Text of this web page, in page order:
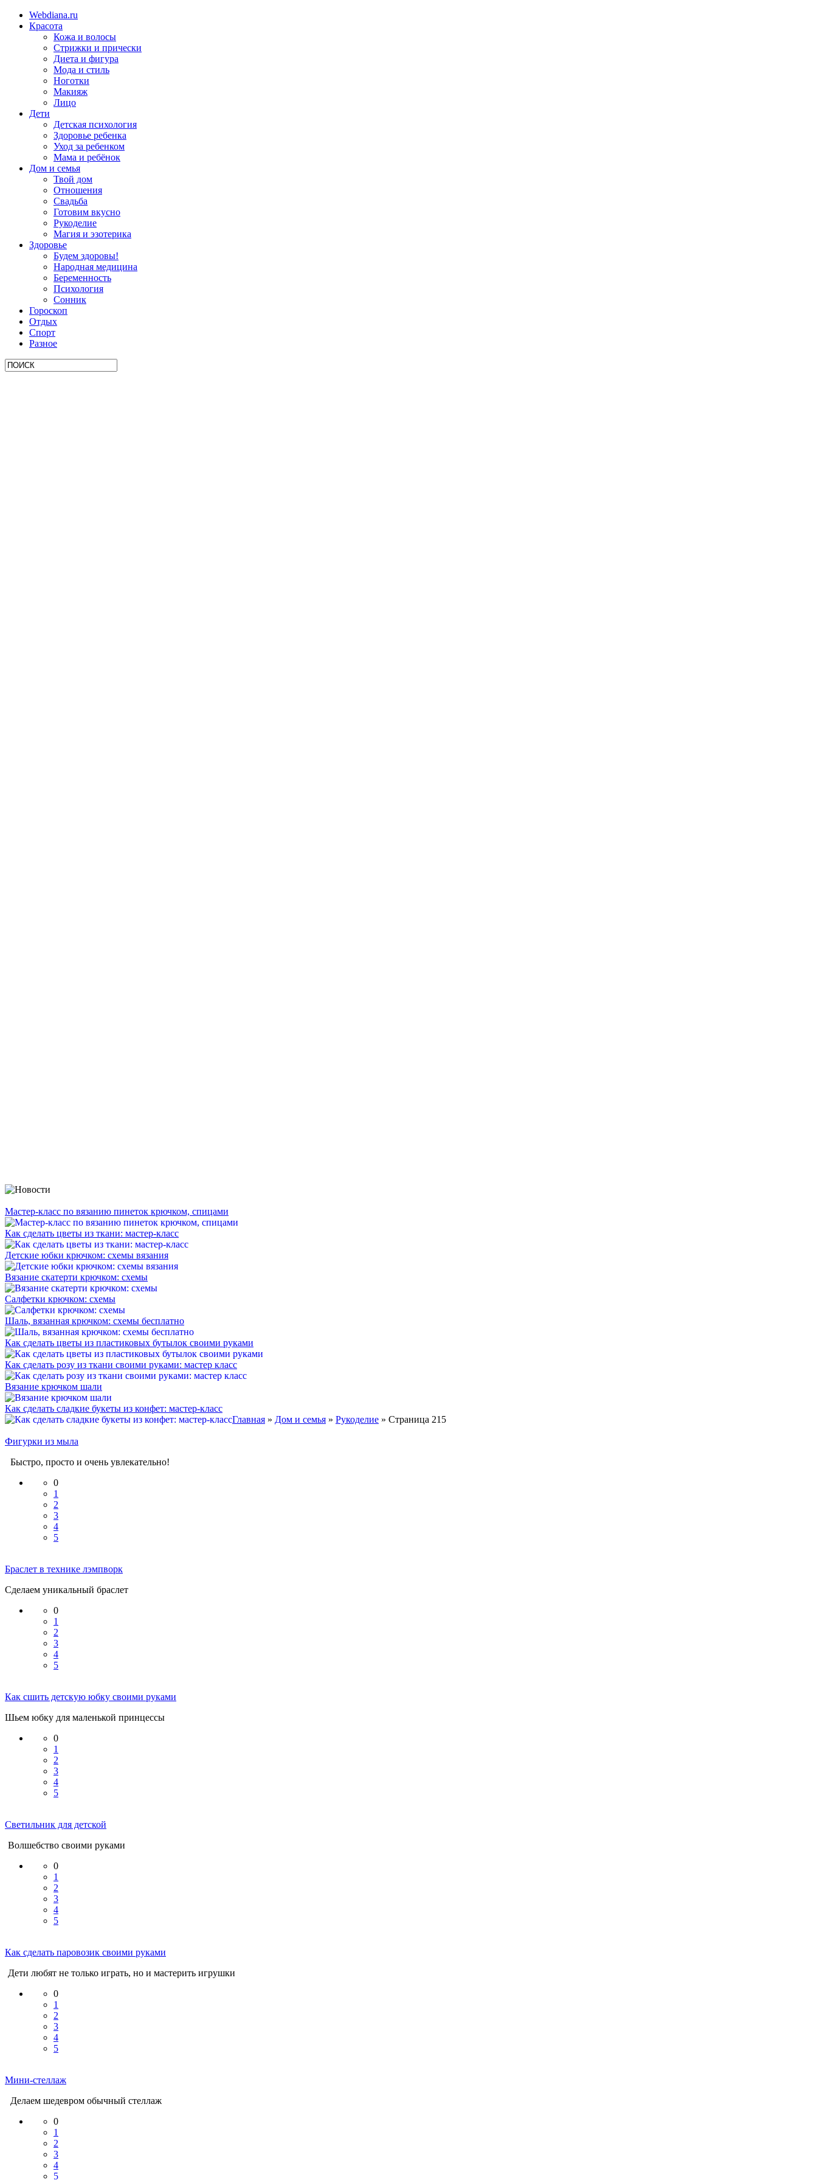
Webdiana.ru
Красота
Кожа и волосы
Стрижки и прически
Диета и фигура
Мода и стиль
Ноготки
Макияж
Лицо
Дети
Детская психология
Здоровье ребенка
Уход за ребенком
Мама и ребёнок
Дом и семья
Твой дом
Отношения
Свадьба
Готовим вкусно
Рукоделие
Магия и эзотерика
Здоровье
Будем здоровы!
Народная медицина
Беременность
Психология
Сонник
Гороскоп
Отдых
Спорт
Разное
Мастер-класс по вязанию пинеток крючком, спицами
Как сделать цветы из ткани: мастер-класс
Детские юбки крючком: схемы вязания
Вязание скатерти крючком: схемы
Салфетки крючком: схемы
Шаль, вязанная крючком: схемы бесплатно
Как сделать цветы из пластиковых бутылок своими руками
Как сделать розу из ткани своими руками: мастер класс
Вязание крючком шали
Как сделать сладкие букеты из конфет: мастер-класс
Главная » Дом и семья » Рукоделие » Страница 215
Фигурки из мыла
Быстро, просто и очень увлекательно!
0
1
2
3
4
5
Браслет в технике лэмпворк
Сделаем уникальный браслет
0
1
2
3
4
5
Как сшить детскую юбку своими руками
Шьем юбку для маленькой принцессы
0
1
2
3
4
5
Светильник для детской
Волшебство своими руками
0
1
2
3
4
5
Как сделать паровозик своими руками
Дети любят не только играть, но и мастерить игрушки
0
1
2
3
4
5
Мини-стеллаж
Делаем шедевром обычный стеллаж
0
1
2
3
4
5